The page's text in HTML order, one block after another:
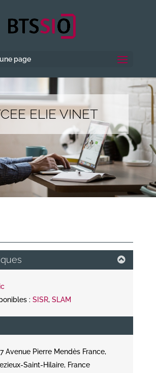
page
ELIE VINET
: SISR, SLAM
Avenue Pierre Mendès France,
Saint-Hilaire, France